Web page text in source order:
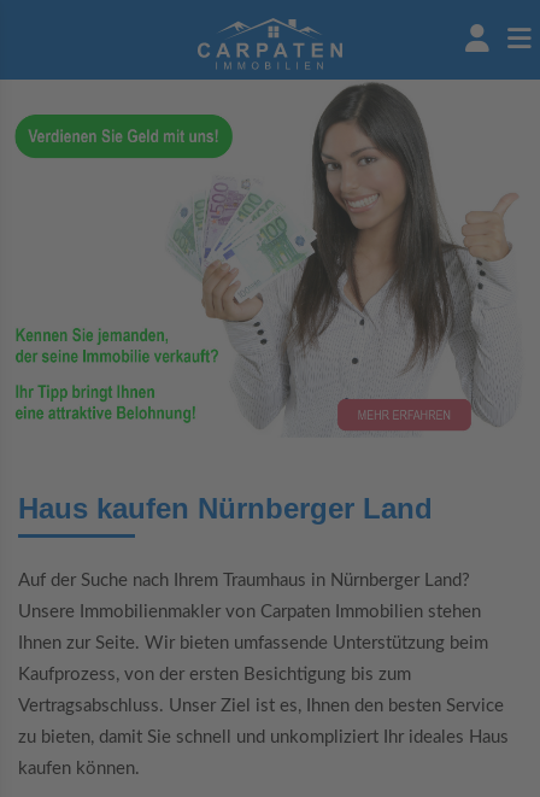
Haus kaufen Nürnberger Land
Auf der Suche nach Ihrem Traumhaus in Nürnberger Land?
Unsere Immobilienmakler von Carpaten Immobilien stehen
Ihnen zur Seite. Wir bieten umfassende Unterstützung beim
Kaufprozess, von der ersten Besichtigung bis zum
Vertragsabschluss. Unser Ziel ist es, Ihnen den besten Service
zu bieten, damit Sie schnell und unkompliziert Ihr ideales Haus
kaufen können.